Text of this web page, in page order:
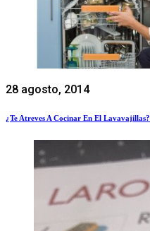
28 agosto, 2014
¿Te Atreves A Cocinar En El Lavavajillas?